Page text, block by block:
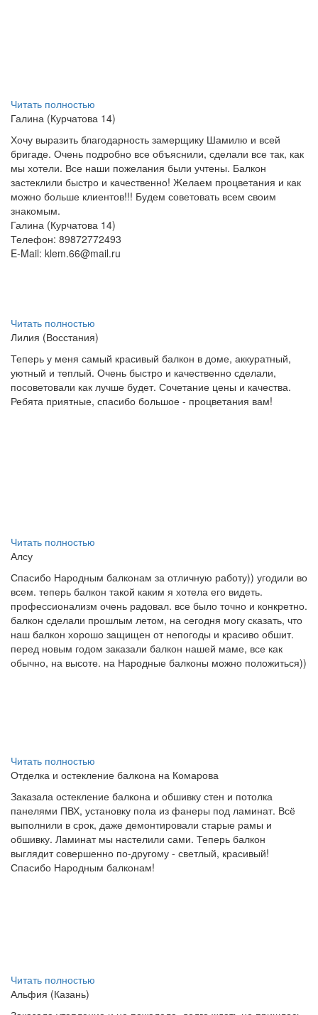
Читать полностью
Галина (Курчатова 14)
Хочу выразить благодарность замерщику Шамилю и всей
бригаде. Очень подробно все объяснили, сделали все так, как
мы хотели. Все наши пожелания были учтены. Балкон
застеклили быстро и качественно! Желаем процветания и как
можно больше клиентов!!! Будем советовать всем своим
знакомым.
Галина (Курчатова 14)
Телефон: 89872772493
E-Mail: klem.66@mail.ru
Читать полностью
Лилия (Восстания)
Теперь у меня самый красивый балкон в доме, аккуратный,
уютный и теплый. Очень быстро и качественно сделали,
посоветовали как лучше будет. Сочетание цены и качества.
Ребята приятные, спасибо большое - процветания вам!
Читать полностью
Алсу
Спасибо Народным балконам за отличную работу)) угодили во
всем. теперь балкон такой каким я хотела его видеть.
профессионализм очень радовал. все было точно и конкретно.
балкон сделали прошлым летом, на сегодня могу сказать, что
наш балкон хорошо защищен от непогоды и красиво обшит.
перед новым годом заказали балкон нашей маме, все как
обычно, на высоте. на Народные балконы можно положиться))
Читать полностью
Отделка и остекление балкона на Комарова
Заказала остекление балкона и обшивку стен и потолка
панелями ПВХ, установку пола из фанеры под ламинат. Всё
выполнили в срок, даже демонтировали старые рамы и
обшивку. Ламинат мы настелили сами. Теперь балкон
выглядит совершенно по-другому - светлый, красивый!
Спасибо Народным балконам!
Читать полностью
Альфия (Казань)